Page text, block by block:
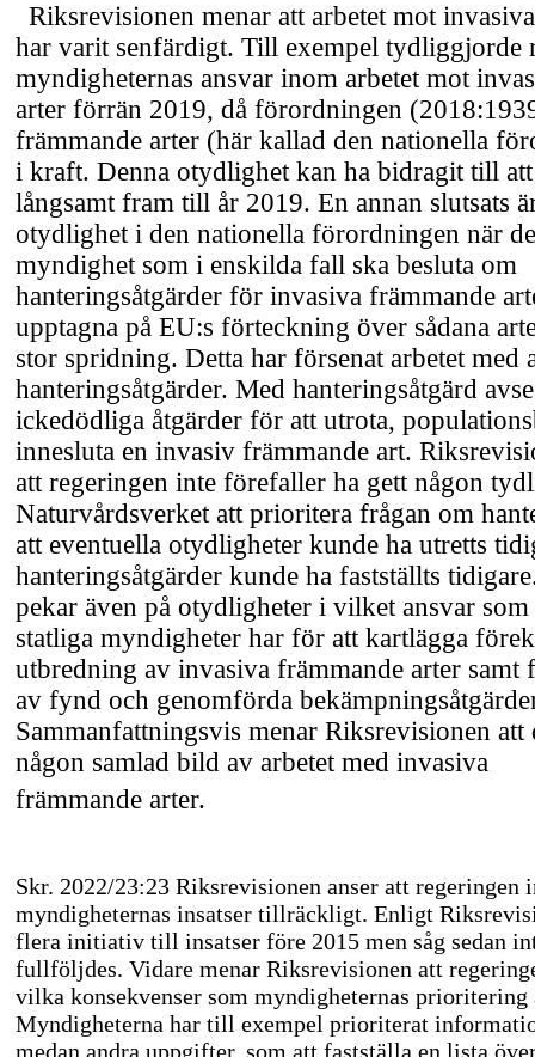
Riksrevisionen menar att arbetet mot
har varit senfärdigt. Till exempel tydliggjorde
myndigheternas ansvar inom arbetet mot
arter förrän 2019, då förordningen
främmande arter (här kallad den nationella
i kraft. Denna otydlighet kan ha bidragit till att
långsamt fram till år 2019. En annan slutsats
otydlighet i den nationella förordningen när
myndighet som i enskilda fall ska besluta om
hanteringsåtgärder för invasiva främmande
upptagna på EU:s förteckning över sådana
stor spridning. Detta har försenat arbetet med
hanteringsåtgärder. Med hanteringsåtgärd
ickedödliga åtgärder för att utrota,
innesluta en invasiv främmande art.
att regeringen inte förefaller ha gett någon
Naturvårdsverket att prioritera frågan om
att eventuella otydligheter kunde ha utretts
hanteringsåtgärder kunde ha fastställts
pekar även på otydligheter i vilket ansvar
statliga myndigheter har för att kartlägga
utbredning av invasiva främmande arter
av fynd och genomförda
Sammanfattningsvis menar Riksrevisionen att
någon samlad bild av arbetet med invasiva
främmande arter.
Skr. 2022/23:23 Riksrevisionen anser att regeringen
myndigheternas insatser tillräckligt. Enligt
flera initiativ till insatser före 2015 men såg sedan
fullföljdes. Vidare menar Riksrevisionen att
vilka konsekvenser som myndigheternas prioritering
Myndigheterna har till exempel prioriterat
medan andra uppgifter, som att fastställa en lista